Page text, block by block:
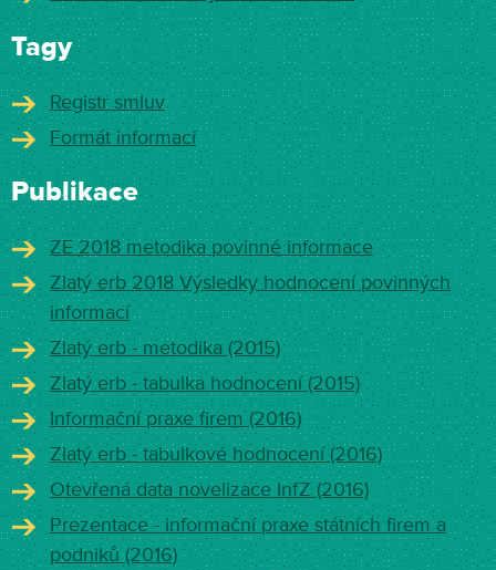
Tagy
Registr smluv
Formát informací
Publikace
ZE 2018 metodika povinné informace
Zlatý erb 2018 Výsledky hodnocení povinných
informací
Zlatý erb - metodika (2015)
Zlatý erb - tabulka hodnocení (2015)
Informační praxe firem (2016)
Zlatý erb - tabulkové hodnocení (2016)
Otevřená data novelizace InfZ (2016)
Prezentace - informační praxe státních firem a
podniků (2016)